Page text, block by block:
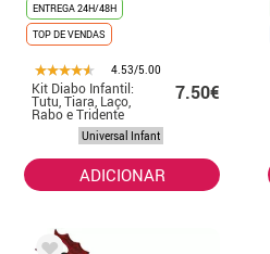
ENTREGA 24H/48H
TOP DE VENDAS
4.53/5.00
Kit Diabo Infantil:
Tutu, Tiara, Laço,
Rabo e Tridente
7.50€
Universal Infant
ADICIONAR